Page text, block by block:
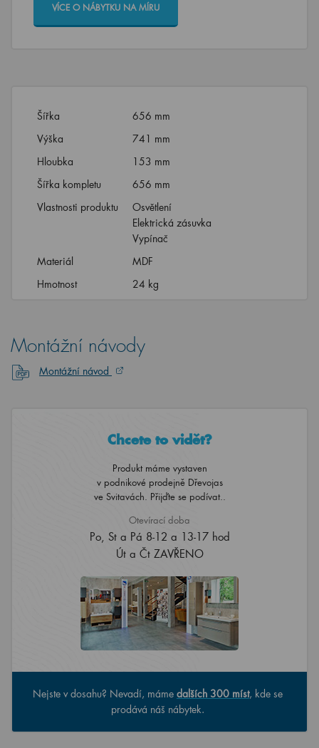
VÍCE O NÁBYTKU NA MÍRU
Šířka
656 mm
Výška
741 mm
Hloubka
153 mm
Šířka kompletu
656 mm
Vlastnosti produktu
Osvětlení
Elektrická zásuvka
Vypínač
Materiál
MDF
Hmotnost
24 kg
Montážní návody
Montážní návod
Chcete to vidět?
Produkt máme vystaven
v podnikové prodejně Dřevojas
ve Svitavách. Přijďte se podívat..
Otevírací doba
Po, St a Pá 8-12 a 13-17 hod
Út a Čt ZAVŘENO
Nejste v dosahu? Nevadí, máme dalších 300 míst, kde se
prodává náš nábytek.